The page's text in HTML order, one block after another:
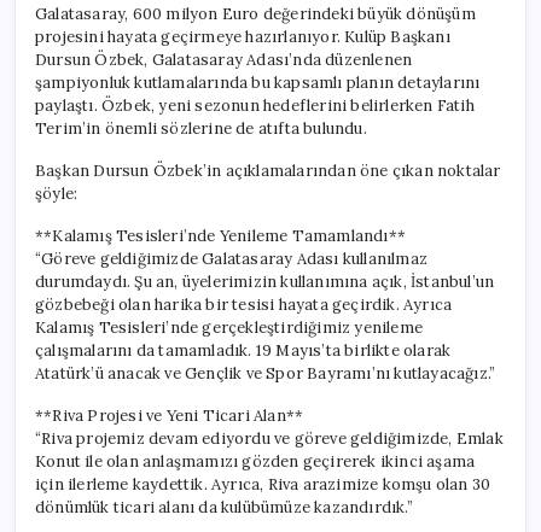
Fatih
Terim’in
Sözleri
Geceyi
Aydınlattı
Galatasaray, 600 milyon Euro değerindeki büyük dönüşüm
projesini hayata geçirmeye hazırlanıyor. Kulüp Başkanı
Dursun Özbek, Galatasaray Adası’nda düzenlenen
şampiyonluk kutlamalarında bu kapsamlı planın detaylarını
paylaştı. Özbek, yeni sezonun hedeflerini belirlerken Fatih
Terim’in önemli sözlerine de atıfta bulundu.
Başkan Dursun Özbek’in açıklamalarından öne çıkan noktalar
şöyle:
**Kalamış Tesisleri’nde Yenileme Tamamlandı**
“Göreve geldiğimizde Galatasaray Adası kullanılmaz
durumdaydı. Şu an, üyelerimizin kullanımına açık, İstanbul’un
gözbebeği olan harika bir tesisi hayata geçirdik. Ayrıca
Kalamış Tesisleri’nde gerçekleştirdiğimiz yenileme
çalışmalarını da tamamladık. 19 Mayıs’ta birlikte olarak
Atatürk’ü anacak ve Gençlik ve Spor Bayramı’nı kutlayacağız.”
**Riva Projesi ve Yeni Ticari Alan**
“Riva projemiz devam ediyordu ve göreve geldiğimizde, Emlak
Konut ile olan anlaşmamızı gözden geçirerek ikinci aşama
için ilerleme kaydettik. Ayrıca, Riva arazimize komşu olan 30
dönümlük ticari alanı da kulübümüze kazandırdık.”